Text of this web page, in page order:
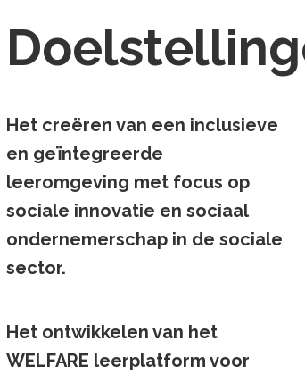
Het creëren van een inclusieve
en geïntegreerde
leeromgeving met focus op
sociale innovatie en sociaal
ondernemerschap in de sociale
sector.
Het ontwikkelen van het
WELFARE leerplatform voor